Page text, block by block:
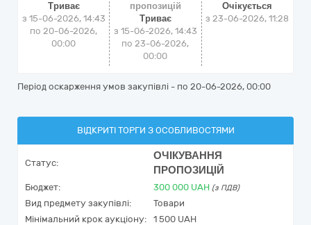
Триває
з 15-06-2026, 14:43
по 20-06-2026,
00:00
пропозицій
Триває
з 15-06-2026, 14:43
по 23-06-2026,
00:00
Очікується
з23-06-2026, 11:28
Період оскарження умов закупівлі - по 20-06-2026, 00:00
ВІДКРИТІ ТОРГИ З ОСОБЛИВОСТЯМИ
Статус:
ОЧІКУВАННЯ
ПРОПОЗИЦІЙ
Бюджет: 300 000 UAH (з ПДВ)
Вид предмету закупівлі:
Товари
Мінімальний крок аукціону:
1 500 UAH